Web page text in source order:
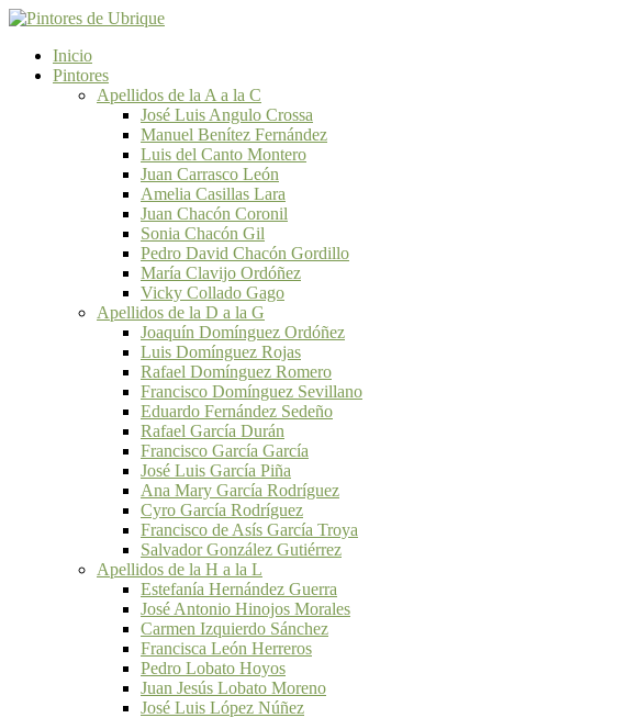
Inicio
Pintores
Apellidos de la A a la C
José Luis Angulo Crossa
Manuel Benítez Fernández
Luis del Canto Montero
Juan Carrasco León
Amelia Casillas Lara
Juan Chacón Coronil
Sonia Chacón Gil
Pedro David Chacón Gordillo
María Clavijo Ordóñez
Vicky Collado Gago
Apellidos de la D a la G
Joaquín Domínguez Ordóñez
Luis Domínguez Rojas
Rafael Domínguez Romero
Francisco Domínguez Sevillano
Eduardo Fernández Sedeño
Rafael García Durán
Francisco García García
José Luis García Piña
Ana Mary García Rodríguez
Cyro García Rodríguez
Francisco de Asís García Troya
Salvador González Gutiérrez
Apellidos de la H a la L
Estefanía Hernández Guerra
José Antonio Hinojos Morales
Carmen Izquierdo Sánchez
Francisca León Herreros
Pedro Lobato Hoyos
Juan Jesús Lobato Moreno
José Luis López Núñez